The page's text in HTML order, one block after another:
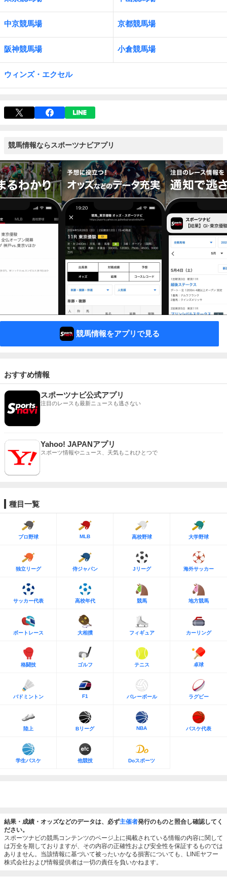
中京競馬場 京都競馬場
阪神競馬場 小倉競馬場
ウィンズ・エクセル
競馬情報ならスポーツナビアプリ
競馬情報をアプリで見る
おすすめ情報
スポーツナビ公式アプリ
注目のレースも最新ニュースも逃さない
Yahoo! JAPANアプリ
スポーツ情報やニュース、天気もこれひとつで
種目一覧
プロ野球 MLB 高校野球 大学野球
独立リーグ 侍ジャパン Jリーグ 海外サッカー
サッカー代表 高校年代 競馬 地方競馬
ボートレース 大相撲 フィギュア カーリング
格闘技 ゴルフ テニス 卓球
バドミントン F1 バレーボール ラグビー
陸上 Bリーグ NBA バスケ代表
学生バスケ 他競技 Doスポーツ
結果・成績・オッズなどのデータは、必ず主催者発行のものと照合し確認してく
ださい。
スポーツナビの競馬コンテンツのページ上に掲載されている情報の内容に関して
は万全を期しておりますが、その内容の正確性および安全性を保証するものでは
ありません。当該情報に基づいて被ったいかなる損害についても、LINEヤフー
株式会社および情報提供者は一切の責任を負いかねます。